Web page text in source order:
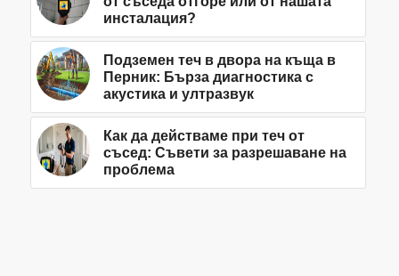
инсталация?
Подземен теч в двора на къща в
Перник: Бърза диагностика с
акустика и ултразвук
Как да действаме при теч от
съсед: Съвети за разрешаване на
проблема